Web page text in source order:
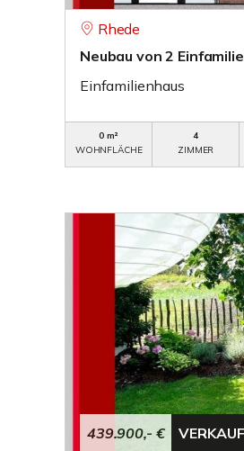
Rhede
Neubau von 2
Einfamilienhaus
0 m²
WOHNFLÄCHE
4
ZIMMER
439.900,- €